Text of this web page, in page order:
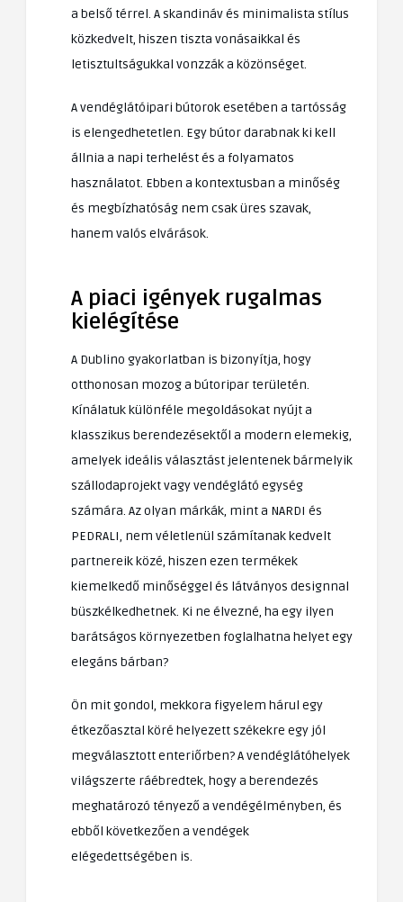
a belső térrel. A skandináv és minimalista stílus
közkedvelt, hiszen tiszta vonásaikkal és
letisztultságukkal vonzzák a közönséget.
A vendéglátóipari bútorok esetében a tartósság
is elengedhetetlen. Egy bútor darabnak ki kell
állnia a napi terhelést és a folyamatos
használatot. Ebben a kontextusban a minőség
és megbízhatóság nem csak üres szavak,
hanem valós elvárások.
A piaci igények rugalmas
kielégítése
A Dublino gyakorlatban is bizonyítja, hogy
otthonosan mozog a bútoripar területén.
Kínálatuk különféle megoldásokat nyújt a
klasszikus berendezésektől a modern elemekig,
amelyek ideális választást jelentenek bármelyik
szállodaprojekt vagy vendéglátó egység
számára. Az olyan márkák, mint a NARDI és
PEDRALI, nem véletlenül számítanak kedvelt
partnereik közé, hiszen ezen termékek
kiemelkedő minőséggel és látványos designnal
büszkélkedhetnek. Ki ne élvezné, ha egy ilyen
barátságos környezetben foglalhatna helyet egy
elegáns bárban?
Ön mit gondol, mekkora figyelem hárul egy
étkezőasztal köré helyezett székekre egy jól
megválasztott enteriőrben? A vendéglátóhelyek
világszerte ráébredtek, hogy a berendezés
meghatározó tényező a vendégélményben, és
ebből következően a vendégek
elégedettségében is.